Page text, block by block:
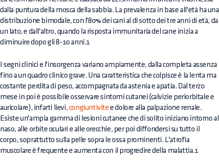
dalla puntura della mosca della sabbia. La prevalenza in base all'età ha una
distribuzione bimodale, con l'80% dei cani al di sotto dei tre anni di età, da
un lato, e dall'altro, quando la risposta immunitaria del cane inizia a
diminuire dopo gli 8-10 anni.1
I segni clinici e l'insorgenza variano ampiamente, dalla completa assenza
fino a un quadro clinico grave. Una caratteristica che colpisce è la lenta ma
costante perdita di peso, accompagnata da astenia e apatia. Dal terzo
mese in poi è possibile osservare sintomi cutanei (calvizie periorbitale e
auricolare), infarti lievi, congiuntivite e dolore alla palpazione renale.
Esiste un'ampia gamma di lesioni cutanee che di solito iniziano intorno al
naso, alle orbite oculari e alle orecchie, per poi diffondersi su tutto il
corpo, soprattutto sulla pelle sopra le ossa prominenti. L'atrofia
muscolare è frequente e aumenta con il progredire della malattia.1